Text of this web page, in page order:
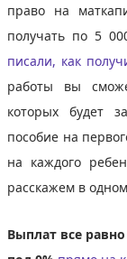
право на
получать по 5
писали, как
работы вы
которых будет
пособие на
на каждого
расскажем в
Выплат все